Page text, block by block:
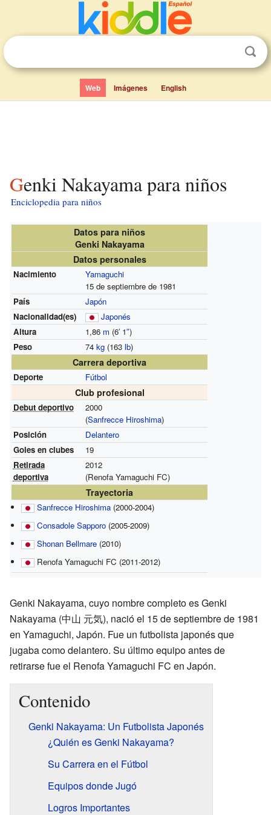
Web Imágenes English
Genki Nakayama para niños
Enciclopedia para niños
Datos para niños
Genki Nakayama
Datos personales
Nacimiento
Yamaguchi
15 de septiembre de 1981
País
Japón
Nacionalidad(es)
Japonés
Altura
1,86 m (6′1″)
Peso
74 kg(163 lb)
Carrera deportiva
Deporte Fútbol
Club profesional
Debut deportivo
2000
(Sanfrecce Hiroshima)
Posición
Delantero
Goles en clubes
19
Retirada
deportiva
2012
(Renofa Yamaguchi FC)
Trayectoria
Sanfrecce Hiroshima (2000-2004)
Consadole Sapporo (2005-2009)
Shonan Bellmare (2010)
Renofa Yamaguchi FC (2011-2012)
Genki Nakayama, cuyo nombre completo es Genki
Nakayama (中山 元気), nació el 15 de septiembre de 1981
en Yamaguchi, Japón. Fue un futbolista japonés que
jugaba como delantero. Su último equipo antes de
retirarse fue el Renofa Yamaguchi FC en Japón.
Contenido
Genki Nakayama: Un Futbolista Japonés
¿Quién es Genki Nakayama?
Su Carrera en el Fútbol
Equipos donde Jugó
Logros Importantes